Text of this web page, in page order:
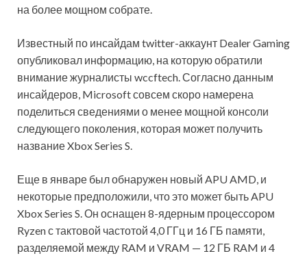
на более мощном собрате.
Известный по инсайдам twitter-аккаунт Dealer Gaming
опубликовал информацию, на которую обратили
внимание журналисты wccftech. Согласно данным
инсайдеров, Microsoft совсем скоро намерена
поделиться сведениями о менее мощной консоли
следующего поколения, которая может получить
название Xbox Series S.
Еще в январе был обнаружен новый APU AMD, и
некоторые предположили, что это может быть APU
Xbox Series S. Он оснащен 8-ядерным процессором
Ryzen с тактовой частотой 4,0 ГГц и 16 ГБ памяти,
разделяемой между RAM и VRAM — 12 ГБ RAM и 4